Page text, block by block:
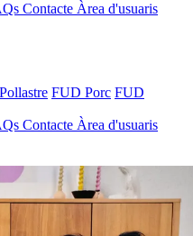
Contacte Àrea d'usuaris
FUD Porc FUD
Contacte Àrea d'usuaris